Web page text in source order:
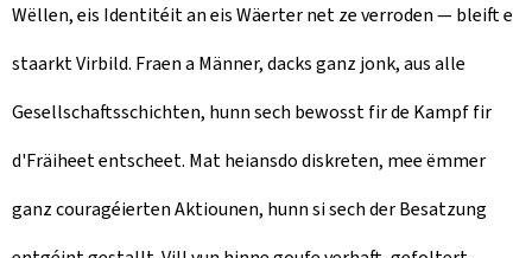
Wëllen, eis Identitéit an eis Wäerter net ze verroden — bleift e
staarkt Virbild. Fraen a Männer, dacks ganz jonk, aus alle
Gesellschaftsschichten, hunn sech bewosst fir de Kampf fir
d'Fräiheet entscheet. Mat heiansdo diskreten, mee ëmmer
ganz couragéierten Aktiounen, hunn si sech der Besatzung